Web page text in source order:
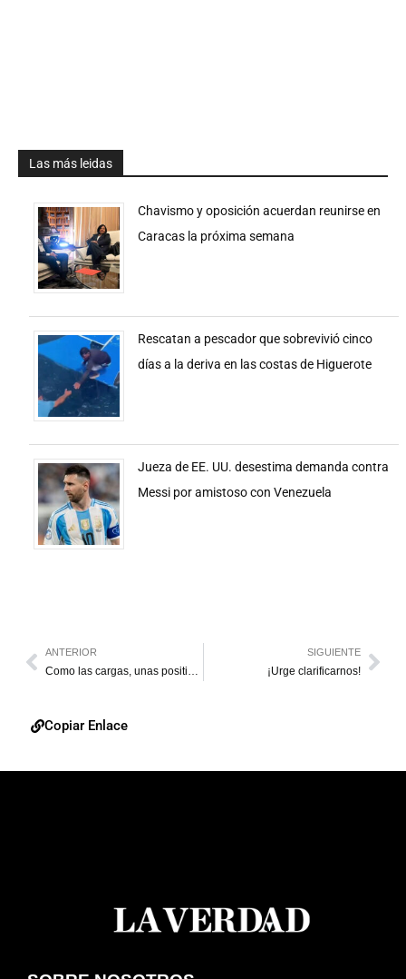
Las más leidas
Chavismo y oposición acuerdan reunirse en
Caracas la próxima semana
Rescatan a pescador que sobrevivió cinco
días a la deriva en las costas de Higuerote
Jueza de EE. UU. desestima demanda contra
Messi por amistoso con Venezuela
ANTERIOR
Como las cargas, unas positivas y otras negativas
SIGUIENTE
¡Urge clarificarnos!
Copiar Enlace